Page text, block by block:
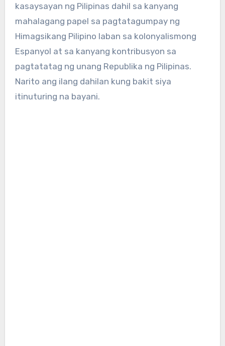
kasaysayan ng Pilipinas dahil sa kanyang
mahalagang papel sa pagtatagumpay ng
Himagsikang Pilipino laban sa kolonyalismong
Espanyol at sa kanyang kontribusyon sa
pagtatatag ng unang Republika ng Pilipinas.
Narito ang ilang dahilan kung bakit siya
itinuturing na bayani.